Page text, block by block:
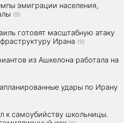
эмиграции населения,
(9)
готовят масштабную атаку
Ирана (9)
из Ашкелона работала на
удары по Ирану
к самоубийству школьницы.